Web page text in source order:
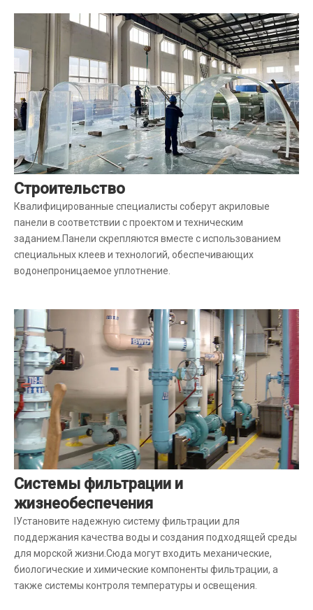
Строительство
Квалифицированные специалисты соберут акриловые
панели в соответствии с проектом и техническим
заданием.Панели скрепляются вместе с использованием
специальных клеев и технологий, обеспечивающих
водонепроницаемое уплотнение.
Системы фильтрации и
жизнеобеспечения
Установите надежную систему фильтрации для
поддержания качества воды и создания подходящей среды
для морской жизни.Сюда могут входить механические,
биологические и химические компоненты фильтрации, а
также системы контроля температуры и освещения.